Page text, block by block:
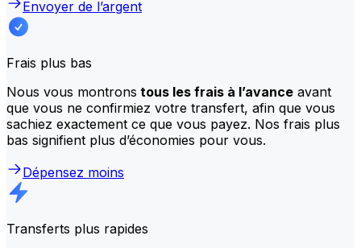
Envoyer de l’argent
Frais plus bas
Nous vous montrons tous les frais à l’avance avant
que vous ne confirmiez votre transfert, afin que vous
sachiez exactement ce que vous payez. Nos frais plus
bas signifient plus d’économies pour vous.
Dépensez moins
Transferts plus rapides